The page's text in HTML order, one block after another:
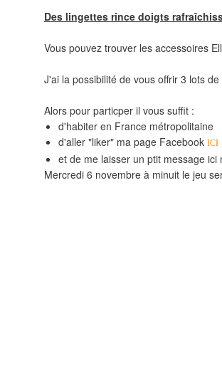
Des lingettes rince doigts
Vous pouvez trouver les accessoires
J'ai la possibilité de vous offrir 3 lots
Alors pour particper il vous suffit :
d'habiter en France métropolitaine
d'aller "liker" ma page Facebook ICI
et de me laisser un ptit message ici
Mercredi 6 novembre à minuit le jeu